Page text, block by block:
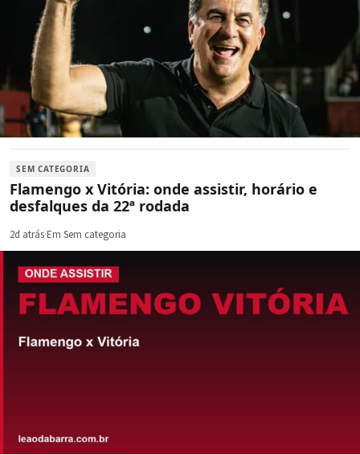
SEM CATEGORIA
Flamengo x Vitória: onde assistir, horário e
desfalques da 22ª rodada
2d atrás·Em Sem categoria